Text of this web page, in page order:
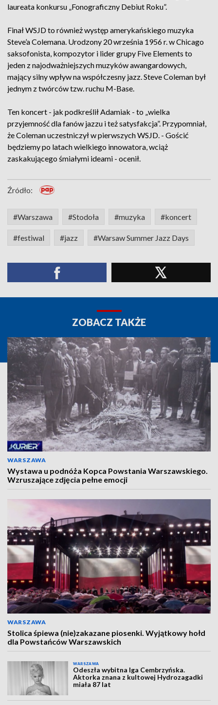
laureata konkursu „Fonograficzny Debiut Roku”.
Finał WSJD to również występ amerykańskiego muzyka
Steve’a Colemana. Urodzony 20 września 1956 r. w Chicago
saksofonista, kompozytor i lider grupy Five Elements to
jeden z najodważniejszych muzyków awangardowych,
mający silny wpływ na współczesny jazz. Steve Coleman był
jednym z twórców tzw. ruchu M-Base.
Ten koncert - jak podkreślił Adamiak - to „wielka
przyjemność dla fanów jazzu i też satysfakcja”. Przypomniał,
że Coleman uczestniczył w pierwszych WSJD. - Gościć
będziemy po latach wielkiego innowatora, wciąż
zaskakującego śmiałymi ideami - ocenił.
Źródło:
#Warszawa #Stodoła #muzyka #koncert
#festiwal #jazz #Warsaw Summer Jazz Days
ZOBACZ TAKŻE
WARSZAWA
Wystawa u podnóża Kopca Powstania Warszawskiego.
Wzruszające zdjęcia pełne emocji
WARSZAWA
Stolica śpiewa (nie)zakazane piosenki. Wyjątkowy hołd
dla Powstańców Warszawskich
WARSZAWA
Odeszła wybitna Iga Cembrzyńska.
Aktorka znana z kultowej Hydrozagadki
miała 87 lat